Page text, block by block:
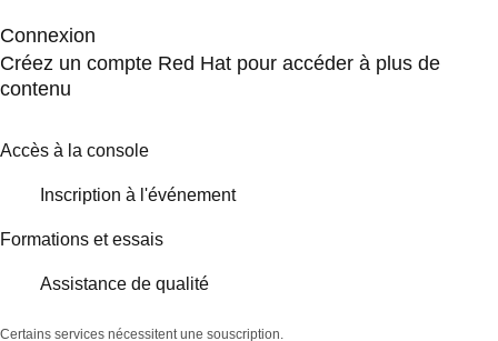
Connexion
Créez un compte Red Hat pour accéder à plus de
contenu
Accès à la console
Inscription à l'événement
Formations et essais
Assistance de qualité
Certains services nécessitent une souscription.